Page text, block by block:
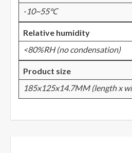
-10~55℃
Relative humidity
<80%RH (no condensation)
Product size
185x125x14.7MM (length x